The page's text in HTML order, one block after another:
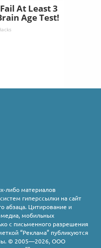
At Least 3
Age Test!
либо материалов
гиперссылки на сайт
абзаца. Цитирование и
мобильных
с письменного разрешения
“Реклама” публикуются
© 2005—2026, ООО